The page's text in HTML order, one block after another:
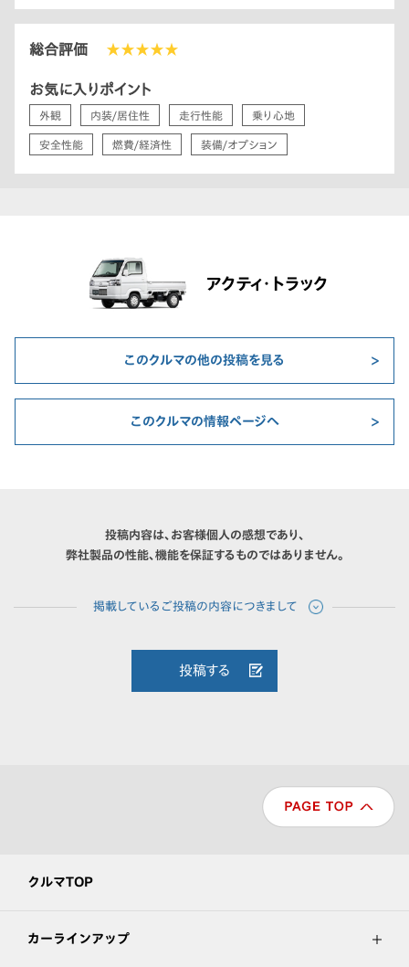
総合評価 ★★★★★
お気に入りポイント
外観 内装/居住性 走行性能 乗り心地
安全性能 燃費/経済性 装備/オプション
アクティ・トラック
このクルマの他の投稿を見る
このクルマの情報ページへ
投稿内容は、お客様個人の感想であり、
弊社製品の性能、機能を保証するものではありません。
投稿する
クルマTOP
カーラインアップ